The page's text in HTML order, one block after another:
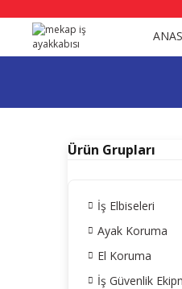
Ürün Grupları
İş Elbiseleri
Ayak Koruma
El Koruma
İş Güvenlik